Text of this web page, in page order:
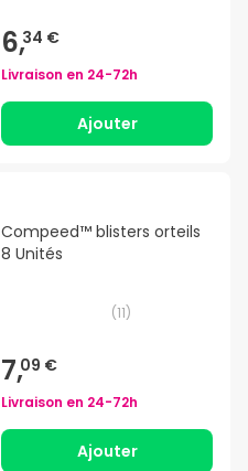
6,34 €
Livraison en 24-72h
Ajouter
Compeed™ blisters orteils
8 Unités
(11)
7,09 €
Livraison en 24-72h
Ajouter